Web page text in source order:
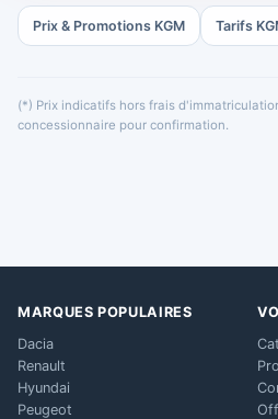
Prix & Promotions KGM Tarifs
(*) Prix indicatifs hors frais
concessionnaire pour confirmation.
MARQUES POPULAIRES
Dacia
Renault
Hyundai
Peugeot